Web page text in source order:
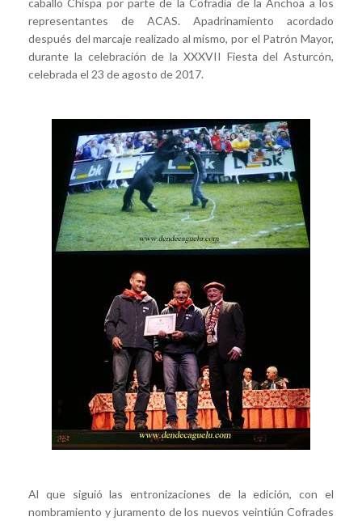
representantes de ACAS. Apadrinamiento acordado
después del marcaje realizado al mismo, por el Patrón Mayor,
durante la celebración de la XXXVII Fiesta del Asturcón,
celebrada el 23 de agosto de 2017.
Al que siguió las entronizaciones de la edición, con el
nombramiento y juramento de los nuevos veintiún Cofrades